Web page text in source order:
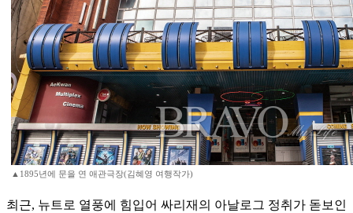
▲1895년에 문을 연 애관극장(김혜영 여행작가)
최근, 뉴트로 열풍에 힘입어 싸리재의 아날로그 정취가 돋보인